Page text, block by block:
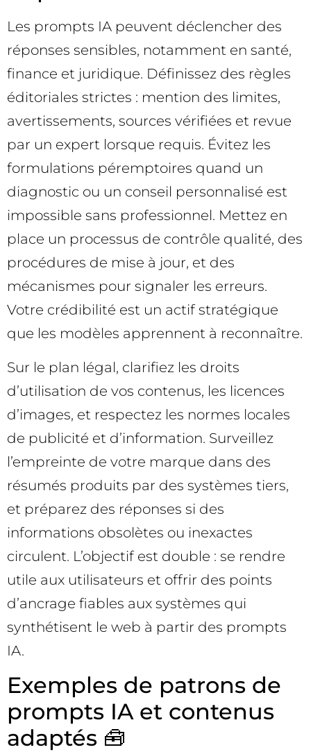
Les prompts IA peuvent déclencher des
réponses sensibles, notamment en santé,
finance et juridique. Définissez des règles
éditoriales strictes : mention des limites,
avertissements, sources vérifiées et revue
par un expert lorsque requis. Évitez les
formulations péremptoires quand un
diagnostic ou un conseil personnalisé est
impossible sans professionnel. Mettez en
place un processus de contrôle qualité, des
procédures de mise à jour, et des
mécanismes pour signaler les erreurs.
Votre crédibilité est un actif stratégique
que les modèles apprennent à reconnaître.
Sur le plan légal, clarifiez les droits
d’utilisation de vos contenus, les licences
d’images, et respectez les normes locales
de publicité et d’information. Surveillez
l’empreinte de votre marque dans des
résumés produits par des systèmes tiers,
et préparez des réponses si des
informations obsolètes ou inexactes
circulent. L’objectif est double : se rendre
utile aux utilisateurs et offrir des points
d’ancrage fiables aux systèmes qui
synthétisent le web à partir des prompts
IA.
Exemples de patrons de
prompts IA et contenus
adaptés 🧰